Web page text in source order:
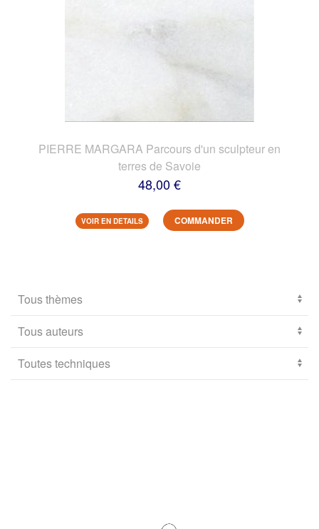
PIERRE MARGARA Parcours d'un sculpteur en
terres de Savoie
48,00 €
VOIR EN DETAILS COMMANDER